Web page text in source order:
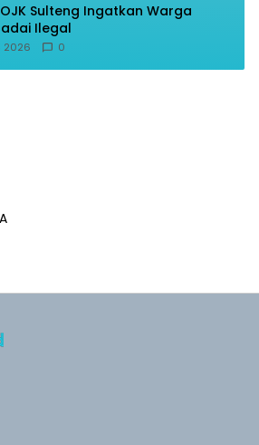
Sulteng Ingatkan Warga
Ilegal
2026 0